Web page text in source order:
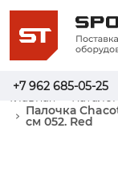
+7 962 685-05-25
Главная Каталог
Палочка
см 052. Red